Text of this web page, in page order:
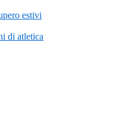
estivi
di atletica